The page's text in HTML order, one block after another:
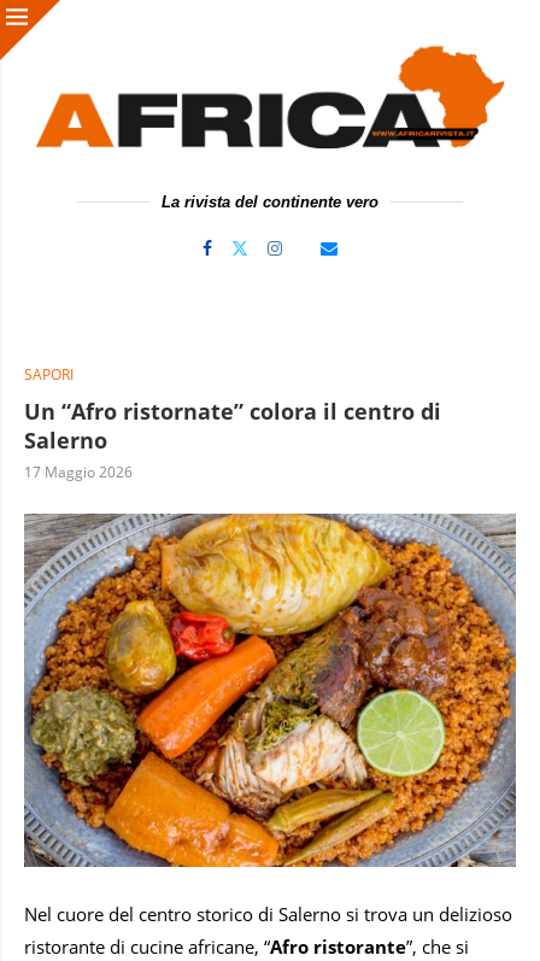
La rivista del continente vero
SAPORI
Un “Afro ristornate” colora il centro di
Salerno
17 Maggio 2026
Nel cuore del centro storico di Salerno si trova un delizioso
ristorante di cucine africane, “Afro ristorante”, che si